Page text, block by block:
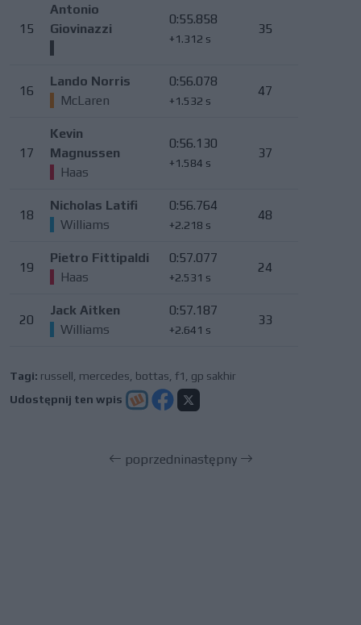
15
Antonio
Giovinazzi
0:55.858
+1.312 s
35
16
Lando Norris
McLaren
0:56.078
+1.532 s
47
17
Kevin
Magnussen
Haas
0:56.130
+1.584 s
37
18
Nicholas Latifi
Williams
0:56.764
+2.218 s
48
19
Pietro Fittipaldi
Haas
0:57.077
+2.531 s
24
20
Jack Aitken
Williams
0:57.187
+2.641 s
33
Tagi: russell mercedes bottas f1
gp sakhir
Udostępnij ten wpis
poprzedninastępny